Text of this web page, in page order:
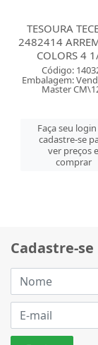
TESOURA
2482414
COLORS 4
Código:
Embalagem:
Master
Faça seu
cadastre-se
ver preços e
comprar
Cadastre-